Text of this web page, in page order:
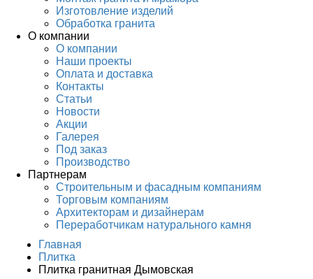
Изготовление изделий
Обработка гранита
О компании
О компании
Наши проекты
Оплата и доставка
Контакты
Статьи
Новости
Акции
Галерея
Под заказ
Производство
Партнерам
Строительным и фасадным компаниям
Торговым компаниям
Архитекторам и дизайнерам
Переработчикам натурального камня
Главная
Плитка
Плитка гранитная Дымовская